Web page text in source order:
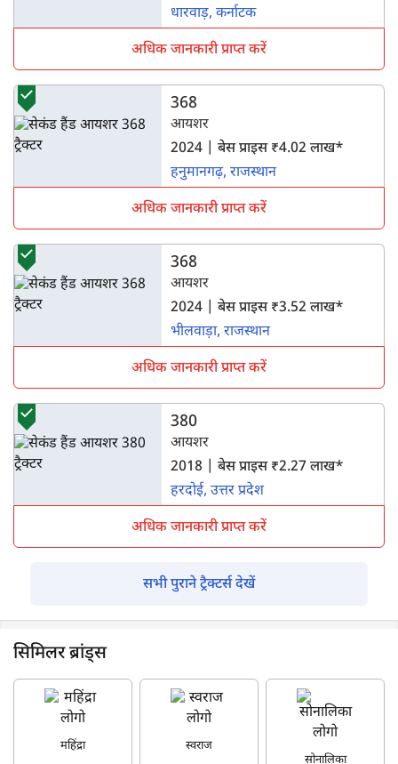
धारवाड़, कर्नाटक
अधिक जानकारी प्राप्त करें
368
आयशर
2024 | बेस प्राइस ₹4.02 लाख*
हनुमानगढ़, राजस्थान
अधिक जानकारी प्राप्त करें
368
आयशर
2024 | बेस प्राइस ₹3.52 लाख*
भीलवाड़ा, राजस्थान
अधिक जानकारी प्राप्त करें
380
आयशर
2018 | बेस प्राइस ₹2.27 लाख*
हरदोई, उत्तर प्रदेश
अधिक जानकारी प्राप्त करें
सभी पुराने ट्रैक्टर्स देखें
सिमिलर ब्रांड्स
महिंद्रा
स्वराज
सोनालिका